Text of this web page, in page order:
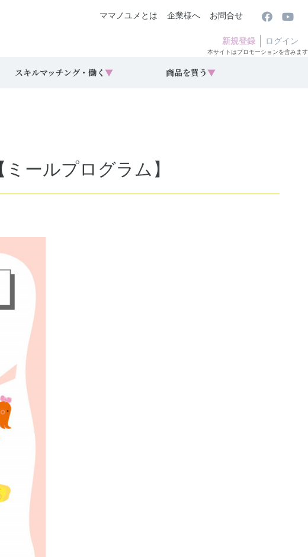
ママノユメとは 企業様へ お問合せ
新規登録 ログイン
本サイトはプロモーションを含みます
スキルマッチング・働く ▼ 商品を買う ▼
ールプログラム】